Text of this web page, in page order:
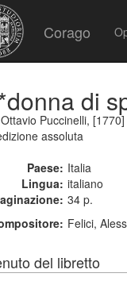
Corago
di
Puccinelli, [1770]
assoluta
Paese: Italia
Lingua: italiano
34 p.
Felici,
del libretto